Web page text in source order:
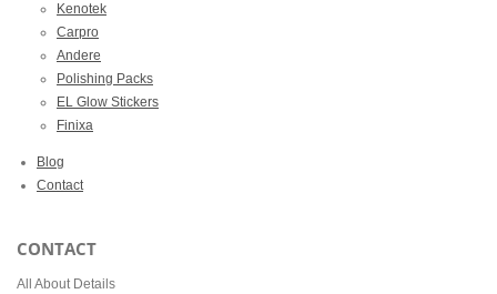
Kenotek
Carpro
Andere
Polishing Packs
EL Glow Stickers
Finixa
Blog
Contact
CONTACT
All About Details